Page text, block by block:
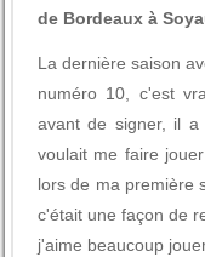
de Bordeaux à
La dernière saison
numéro 10, c'est
avant de signer, il
voulait me faire
lors de ma première
c'était une façon de
j'aime beaucoup